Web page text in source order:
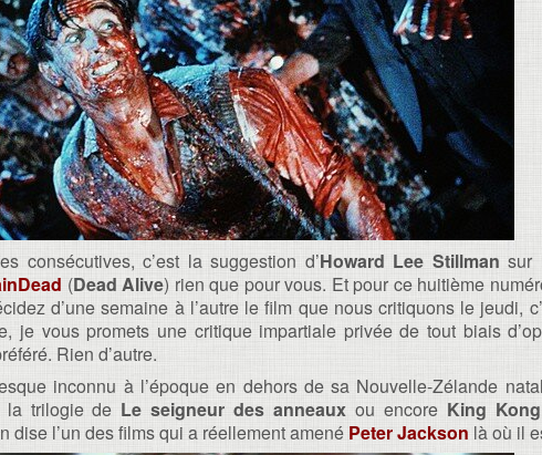
consécutives, c’est la suggestion d’Howard Lee Stillman sur
(Dead Alive) rien que pour vous. Et pour ce huitième
d’une semaine à l’autre le film que nous critiquons le jeudi,
je vous promets une critique impartiale privée de tout biais
Rien d’autre.
inconnu à l’époque en dehors de sa Nouvelle-Zélande
la trilogie de Le seigneur des anneaux ou encore King Kong
dise l’un des films qui a réellement amené Peter Jackson là où il